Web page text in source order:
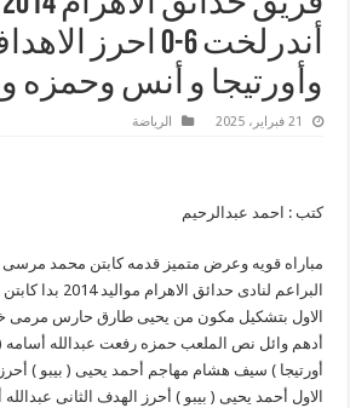
أندرلخت 6-0 احرز
وأورتيجا و أنس وحمزه و
21 فبراير، 2025 الرياضة
كتب : احمد عبدالرحيم
مباراه قويه وعرض متميز قدمه كابتن محمد مرسى
البراعم لنادى
الاول بتشكيل مكون من يحيى طارق حارس مرمى
أدهم وائل نص الملعب حمزه رفعت عبدالله
أورتيجا ) سيف هشام مهاجم أحمد يحيى ( بيبو )
الاول أحمد يحيى ( بيبو ) أحرز الهدف الثانى